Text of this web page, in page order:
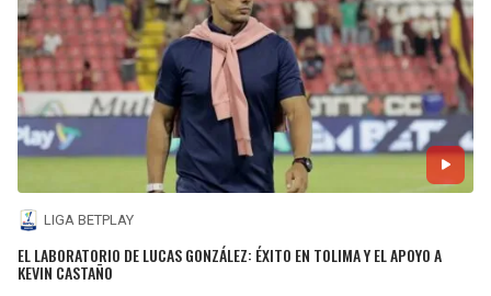
LIGA BETPLAY
EL LABORATORIO DE LUCAS GONZÁLEZ: ÉXITO EN TOLIMA Y EL APOYO A
KEVIN CASTAÑO